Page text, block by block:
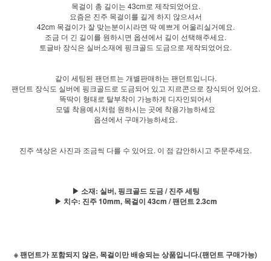
목걸이 총 길이는 43cm로 제작되었어요.
요즘은 진주 목걸이를 길게 하지 않으셔서
42cm 목걸이가 잘 맞는분이시라면 딱 예쁘게 어울리실거예요.
조금 더 긴 길이를 원하시면 옵션에서 길이 선택해주세요.
토글바 장식은 실버소재에 핑크골드 도금으로 제작되었어요.
같이 세팅된 팬던트는 개별판매하는 팬던트입니다.
팬던트 장식도 실버에 핑크골드로 도금되어 있고 지르콘으로 장식되어 있어요.
똑딱이 형태로 탈부착이 가능하게 디자인되어서
모델 착용예시처럼 원하시는 곳에 착용가능하세요
옵션에서 구매가능하세요.
진주 색상은 사진과 조금씩 다를 수 있어요. 이 점 감안하시고 주문주세요.
▶ 소재: 실버, 핑크골드 도금 / 진주 세팅
▶ 치수: 진주 10mm, 목걸이 43cm / 팬던트 2.3cm
※ 팬던트가 포함되지 않은, 목걸이만 배송되는 상품입니다.(팬던트 구매가능)